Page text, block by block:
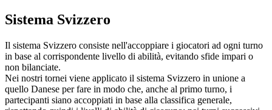
Sistema Svizzero
Il sistema Svizzero consiste nell'accoppiare i giocatori ad ogni turno
in base al corrispondente livello di abilità, evitando sfide impari o
non bilanciate.
Nei nostri tornei viene applicato il sistema Svizzero in unione a
quello Danese per fare in modo che, anche al primo turno, i
partecipanti siano accoppiati in base alla classifica generale,